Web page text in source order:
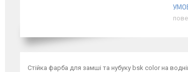
Стійка фарба для замші та нубуку bsk color на